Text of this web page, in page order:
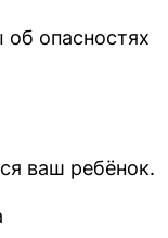
опасностях
ваш ребёнок.